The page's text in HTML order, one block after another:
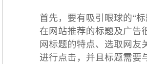
首先，要有吸引眼球的“
在网站推荐的标题及广告
网标题的特点、选取网友
进行点击，并且标题需要